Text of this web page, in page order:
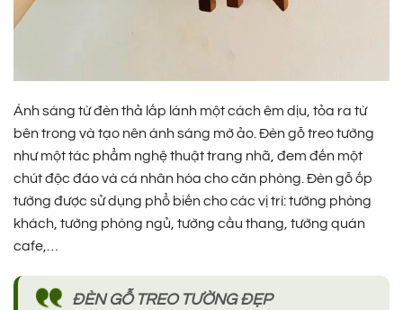
Ánh sáng từ đèn thả lấp lánh một cách êm dịu, tỏa ra từ
bên trong và tạo nên ánh sáng mờ ảo. Đèn gỗ treo tường
như một tác phẩm nghệ thuật trang nhã, đem đến một
chút độc đáo và cá nhân hóa cho căn phòng. Đèn gỗ ốp
tường được sử dụng phổ biến cho các vị trí: tường phòng
khách, tường phòng ngủ, tường cầu thang, tường quán
cafe,…
ĐÈN GỖ TREO TƯỜNG ĐẸP